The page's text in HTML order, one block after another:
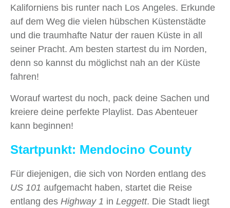
Kaliforniens bis runter nach Los Angeles. Erkunde
auf dem Weg die vielen hübschen Küstenstädte
und die traumhafte Natur der rauen Küste in all
seiner Pracht. Am besten startest du im Norden,
denn so kannst du möglichst nah an der Küste
fahren!
Worauf wartest du noch, pack deine Sachen und
kreiere deine perfekte Playlist. Das Abenteuer
kann beginnen!
Startpunkt: Mendocino County
Für diejenigen, die sich von Norden entlang des
US 101 aufgemacht haben, startet die Reise
entlang des Highway 1 in Leggett. Die Stadt liegt